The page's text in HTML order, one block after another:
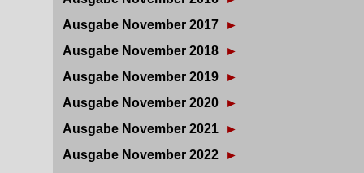
Ausgabe November 2017
►
Ausgabe November 2018
►
Ausgabe November 2019
►
Ausgabe November 2020
►
Ausgabe November 2021
►
Ausgabe November 2022
►